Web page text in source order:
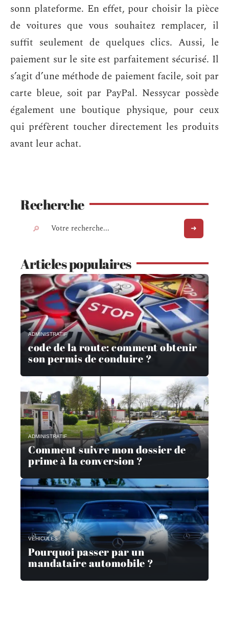
sonn plateforme. En effet, pour choisir la pièce
de voitures que vous souhaitez remplacer, il
suffit seulement de quelques clics. Aussi, le
paiement sur le site est parfaitement sécurisé. Il
s’agit d’une méthode de paiement facile, soit par
carte bleue, soit par PayPal. Nessycar possède
également une boutique physique, pour ceux
qui préfèrent toucher directement les produits
avant leur achat.
Recherche
Articles populaires
ADMINISTRATIF
code de la route: comment obtenir
son permis de conduire ?
ADMINISTRATIF
Comment suivre mon dossier de
prime à la conversion ?
VÉHICULES
Pourquoi passer par un
mandataire automobile ?